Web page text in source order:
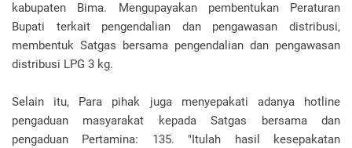
kabupaten Bima. Mengupayakan pembentukan Peraturan
Bupati terkait pengendalian dan pengawasan distribusi,
membentuk Satgas bersama pengendalian dan pengawasan
distribusi LPG 3 kg.
Selain itu, Para pihak juga menyepakati adanya hotline
pengaduan masyarakat kepada Satgas bersama dan
pengaduan Pertamina: 135. "Itulah hasil kesepakatan